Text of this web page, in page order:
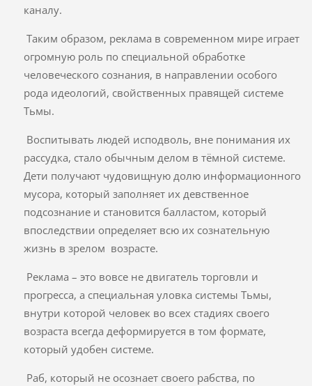
каналу.
Таким образом, реклама в современном мире играет
огромную роль по специальной обработке
человеческого сознания, в направлении особого
рода идеологий, свойственных правящей системе
Тьмы.
Воспитывать людей исподволь, вне понимания их
рассудка, стало обычным делом в тёмной системе.
Дети получают чудовищную долю информационного
мусора, который заполняет их девственное
подсознание и становится балластом, который
впоследствии определяет всю их сознательную
жизнь в зрелом возрасте.
Реклама – это вовсе не двигатель торговли и
прогресса, а специальная уловка системы Тьмы,
внутри которой человек во всех стадиях своего
возраста всегда деформируется в том формате,
который удобен системе.
Раб, который не осознает своего рабства, по